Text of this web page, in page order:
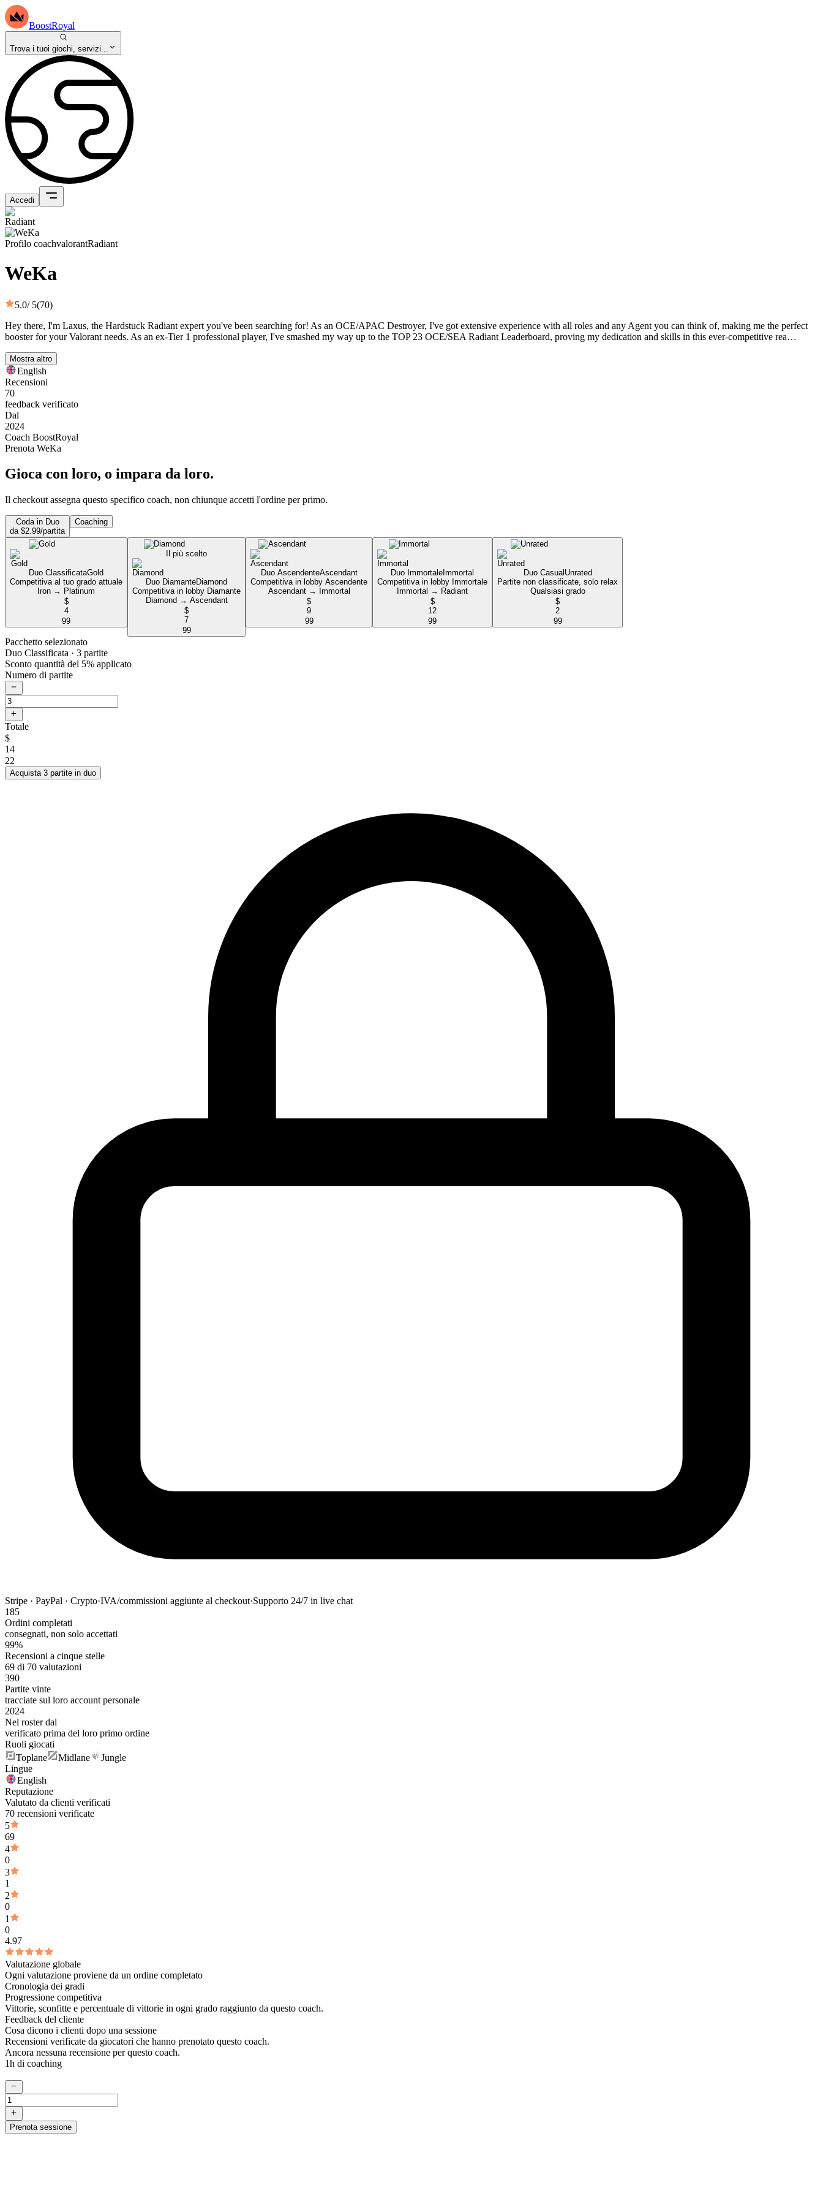
BoostRoyal
Trova i tuoi giochi, servizi...
Accedi
Profilo coachvalorantRadiant
WeKa
5.0/ 5(70)
Hey there, I'm Laxus, the Hardstuck Radiant expert you've been searching for! As an OCE/APAC Destroyer, I've got extensive experience with all roles and any Agent you can think of, making me the perfect
booster for your Valorant needs. As an ex-Tier 1 professional player, I've smashed my way up to the TOP 23 OCE/SEA Radiant Leaderboard, proving my dedication and skills in this ever-competitive rea…
Mostra altro
English
Recensioni
70
feedback verificato
Dal
2024
Coach BoostRoyal
Prenota WeKa
Gioca con loro, o impara da loro.
Il checkout assegna questo specifico coach, non chiunque accetti l'ordine per primo.
Coda in Duo
da $2.99/partita
Coaching
Duo ClassificataGold
Competitiva al tuo grado attuale
Iron → Platinum
$
4
99
Il più scelto
Duo DiamanteDiamond
Competitiva in lobby Diamante
Diamond → Ascendant
$
7
99
Duo AscendenteAscendant
Competitiva in lobby Ascendente
Ascendant → Immortal
$
9
99
Duo Immortale Immortal
Competitiva in lobby Immortale
Immortal → Radiant
$
12
99
Duo Casual Unrated
Partite non classificate, solo relax
Qualsiasi grado
$
2
99
Pacchetto selezionato
Duo Classificata · 3 partite
Sconto quantità del 5% applicato
Numero di partite
Totale
$
14
22
Acquista 3 partite in duo
Stripe · PayPal · Crypto·IVA/commissioni aggiunte al checkout·Supporto 24/7 in live chat
185
Ordini completati
consegnati, non solo accettati
99%
Recensioni a cinque stelle
69 di 70 valutazioni
390
Partite vinte
tracciate sul loro account personale
2024
Nel roster dal
verificato prima del loro primo ordine
Ruoli giocati
Toplane
Midlane
Jungle
Lingue
English
Reputazione
Valutato da clienti verificati
70 recensioni verificate
5
69
4
0
3
1
2
0
1
0
4.97
Valutazione globale
Ogni valutazione proviene da un ordine completato
Cronologia dei gradi
Progressione competitiva
Vittorie, sconfitte e percentuale di vittorie in ogni grado raggiunto da questo coach.
Feedback del cliente
Cosa dicono i clienti dopo una sessione
Recensioni verificate da giocatori che hanno prenotato questo coach.
Ancora nessuna recensione per questo coach.
1h di coaching
Prenota sessione